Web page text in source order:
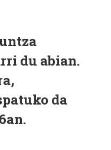
du abian.
da